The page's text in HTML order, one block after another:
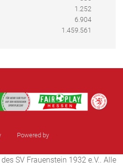
1.252
6.904
1.459.561
Powered by
SV Frauenstein 1932 e.V.. Alle